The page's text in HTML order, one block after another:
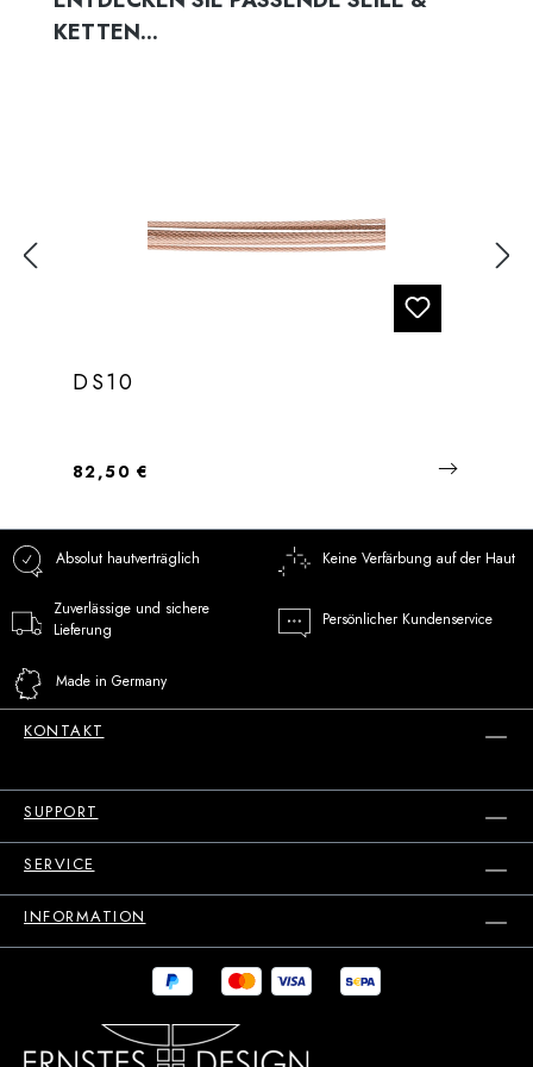
KETTEN...
DS10
Regulärer Preis:
82,50 €
Absolut hautverträglich Keine Verfärbung auf der Haut
Zuverlässige und sichere
Lieferung
Persönlicher Kundenservice
Made in Germany
KONTAKT
SUPPORT
SERVICE
INFORMATION